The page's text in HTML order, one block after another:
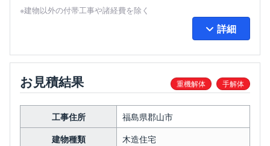
※建物以外の付帯工事や諸経費を除く
詳細
お見積結果 重機解体 手解体
工事住所
福島県郡山市
建物種類
木造住宅